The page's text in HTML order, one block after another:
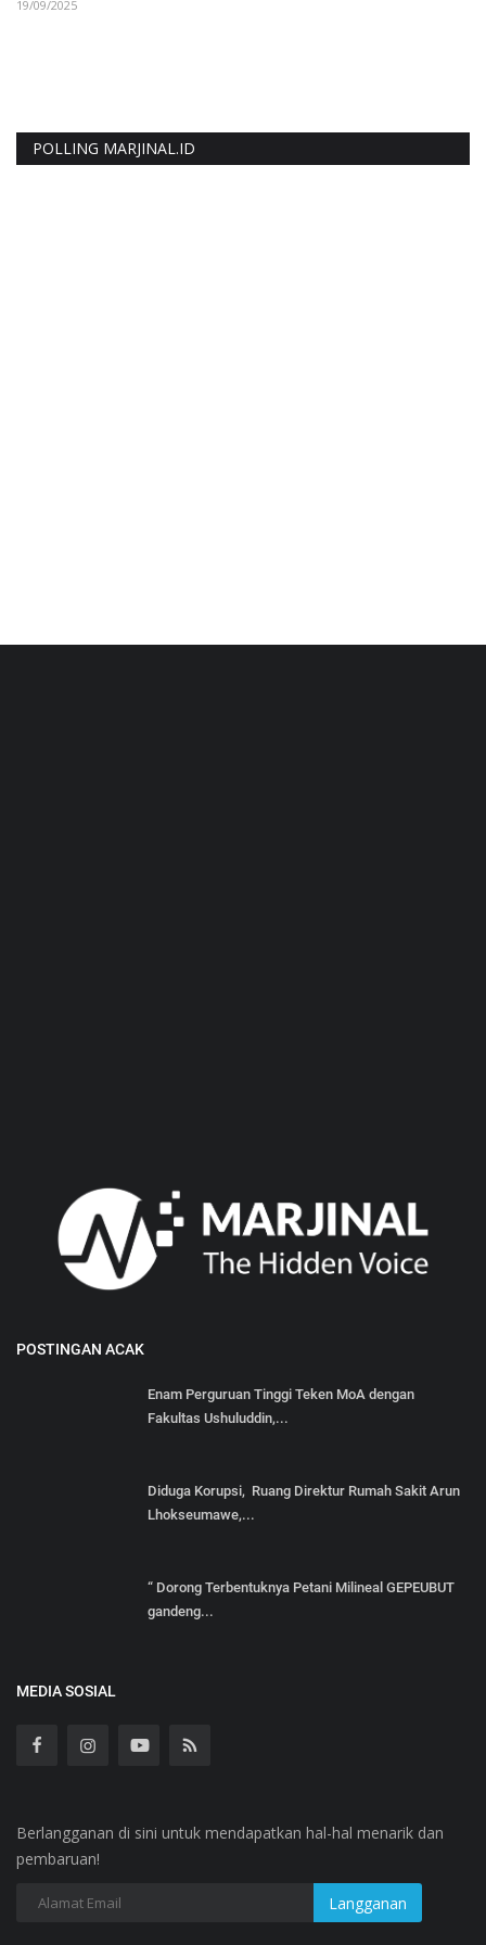
POLLING MARJINAL.ID
POSTINGAN ACAK
Enam Perguruan Tinggi Teken MoA dengan
Fakultas Ushuluddin,...
Diduga Korupsi, Ruang Direktur Rumah Sakit Arun
Lhokseumawe,...
“ Dorong Terbentuknya Petani Milineal GEPEUBUT
gandeng...
MEDIA SOSIAL
Berlangganan di sini untuk mendapatkan hal-hal menarik dan
pembaruan!